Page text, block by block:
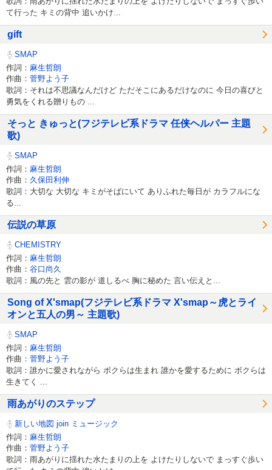
て行った キミの背中 追いかけ...
gift
SMAP
作詞： 麻生哲朗
作曲： 菅野よう子
歌詞：それは不思議なんだけど ただそこにあるだけなのに 今日の喜びと
勇気をくれる贈りもの ...
そっと きゅっと(フジテレビ系ドラマ 任侠ヘルパー 主題
歌)
SMAP
作詞： 麻生哲朗
作曲： 久保田利伸
歌詞：大切な 大切な キミがそばにいて ありふれた毎日が カラフルにな
る...
伝説の草原
CHEMISTRY
作詞： 麻生哲朗
作曲： 谷口尚久
歌詞：風の先と 雲の影が 道しるべ 胸に秘めた 言い伝えと...
Song of X'smap(フジテレビ系ドラマ X'smap～虎とライ
オンと五人の男～ 主題歌)
SMAP
作詞： 麻生哲朗
作曲： 菅野よう子
歌詞：誰かに愛されながら ボクらは生まれ 誰かを愛するために ボクらは
生きてく ...
雨あがりのステップ
新しい地図 join ミュージック
作詞： 麻生哲朗
作曲： 菅野よう子
歌詞：雨あがりに揺れた水たまりの上を よけたりしないで まっすぐ歩い